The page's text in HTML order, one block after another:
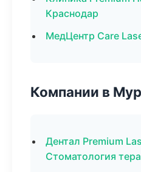
Краснодар
МедЦентр Care
Компании в
Дентал Premium
Стоматология